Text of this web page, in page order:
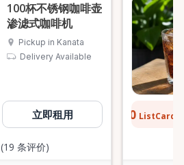
100杯不锈钢咖啡壶
渗滤式咖啡机
Pickup in Kanata
Delivery Available
立即租用
(19 条评价)
$0.10